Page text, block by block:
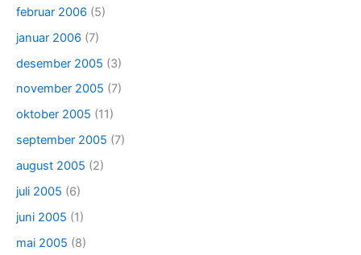
februar 2006 (5)
januar 2006 (7)
desember 2005 (3)
november 2005 (7)
oktober 2005 (11)
september 2005 (7)
august 2005 (2)
juli 2005 (6)
juni 2005 (1)
mai 2005 (8)